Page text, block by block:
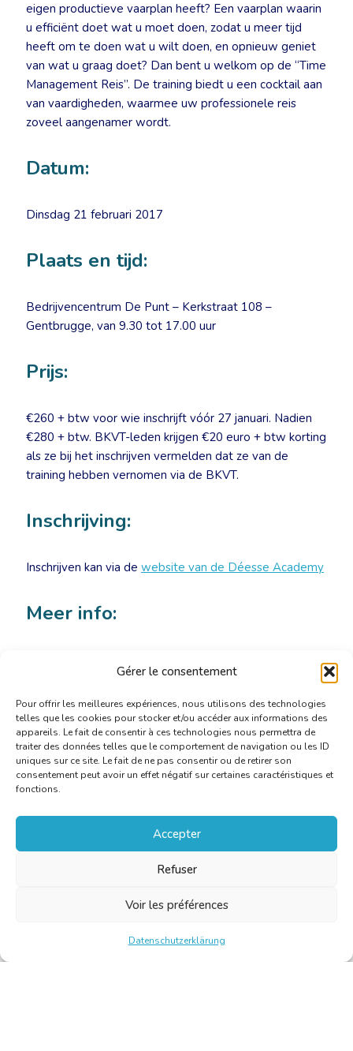
Gérer le consentement
Pour offrir les meilleures expériences, nous utilisons des technologies
telles que les cookies pour stocker et/ou accéder aux informations des
appareils. Le fait de consentir à ces technologies nous permettra de
traiter des données telles que le comportement de navigation ou les ID
uniques sur ce site. Le fait de ne pas consentir ou de retirer son
consentement peut avoir un effet négatif sur certaines caractéristiques et
fonctions.
Accepter
Refuser
Voir les préférences
Datenschutzerklärung
eigen productieve vaarplan heeft? Een vaarplan waarin
u efficiënt doet wat u moet doen, zodat u meer tijd
heeft om te doen wat u wilt doen, en opnieuw geniet
van wat u graag doet? Dan bent u welkom op de “Time
Management Reis”. De training biedt u een cocktail aan
van vaardigheden, waarmee uw professionele reis
zoveel aangenamer wordt.
Datum:
Dinsdag 21 februari 2017
Plaats en tijd:
Bedrijvencentrum De Punt – Kerkstraat 108 –
Gentbrugge, van 9.30 tot 17.00 uur
Prijs:
€260 + btw voor wie inschrijft vóór 27 januari. Nadien
€280 + btw. BKVT-leden krijgen €20 euro + btw korting
als ze bij het inschrijven vermelden dat ze van de
training hebben vernomen via de BKVT.
Inschrijving:
Inschrijven kan via de website van de Déesse Academy
Meer info: